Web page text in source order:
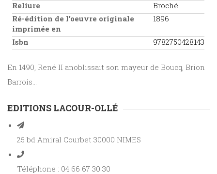
Reliure
Broché
Ré-édition de l'oeuvre originale
imprimée en
1896
Isbn 9782750428143
En 1490, René II anoblissait son mayeur de Boucq, Brion
Barrois...
EDITIONS LACOUR-OLLÉ
25 bd Amiral Courbet 30000 NIMES
Téléphone : 04 66 67 30 30